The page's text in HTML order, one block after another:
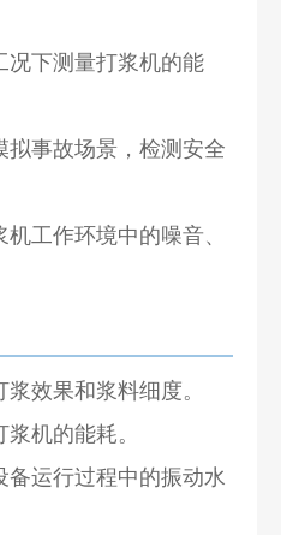
况下测量打浆机的能
拟事故场景，检测安全
工作环境中的噪音、
效果和浆料细度。
机的能耗。
备运行过程中的振动水